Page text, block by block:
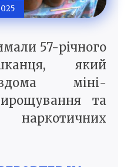
57-річного
який
міні-
та